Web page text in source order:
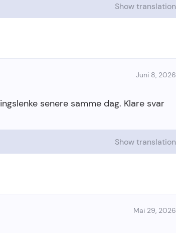
Show translation
Juni 8, 2026
senere samme dag. Klare svar
Show translation
Mai 29, 2026